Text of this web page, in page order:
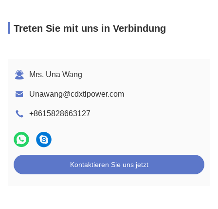
Treten Sie mit uns in Verbindung
Mrs. Una Wang
Unawang@cdxtlpower.com
+8615828663127
Kontaktieren Sie uns jetzt